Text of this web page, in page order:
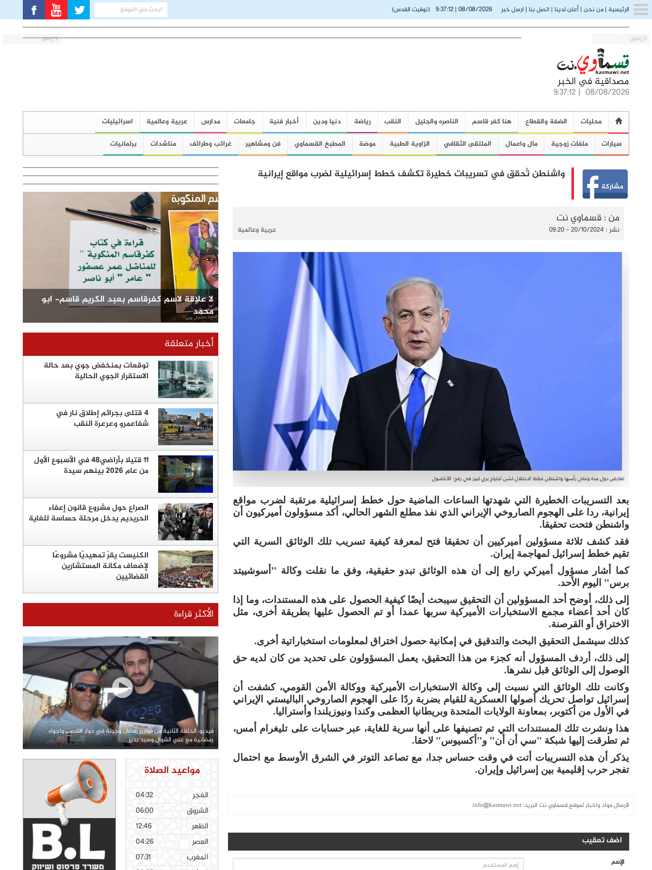
X إغلاق X إغلاق
الرئيسية |من نحن|أعلن لدينا | اتصل بنا | ارسل خبر 08/08/2026
|
9:37:13(توقيت القدس)
08/08/2026
|
9:37:13
محليات الضفة والقطاع هنا كفر قاسم الناصره والجليل النقب رياضة دنيا ودين أخبار فنية جامعات مدارس عربية وعالمية
اسرائيليات
سيارات
ملفات زوجية مال واعمال الملتقى الثقافي الزاوية الطبية موضة المطبخ القسماوي فن ومشاهير غرائب وطرائف مناشدات برلمانيات
واشنطن تُحقق في تسريبات خطيرة تكشف خطط إسرائيلية لضرب مواقع إيرانية
من : قسماوي نت
نشر : 20/10/2024 - 09:20 عربية وعالمية
بعد التسريبات الخطيرة التي شهدتها الساعات الماضية حول خطط إسرائيلية مرتقبة لضرب مواقع
إيرانية، ردا على الهجوم الصاروخي الإيراني الذي نفذ مطلع الشهر الحالي، أكد مسؤولون أميركيون أن
واشنطن فتحت تحقيقا.
فقد كشف ثلاثة مسؤولين أميركيين أن تحقيقا فتح لمعرفة كيفية تسريب تلك الوثائق السرية التي
تقيم خطط إسرائيل لمهاجمة إيران.
كما أشار مسؤول أميركي رابع إلى أن هذه الوثائق تبدو حقيقية، وفق ما نقلت وكالة "أسوشييتد
برس" اليوم الأحد.
إلى ذلك، أوضح أحد المسؤولين أن التحقيق سيبحث أيضًا كيفية الحصول على هذه المستندات، وما إذا
كان أحد أعضاء مجمع الاستخبارات الأميركية سربها عمدا أو تم الحصول عليها بطريقة أخرى، مثل
الاختراق أو القرصنة.
كذلك سيشمل التحقيق البحث والتدقيق في إمكانية حصول اختراق لمعلومات استخباراتية أخرى.
إلى ذلك، أردف المسؤول أنه كجزء من هذا التحقيق، يعمل المسؤولون على تحديد من كان لديه حق
الوصول إلى الوثائق قبل نشرها.
وكانت تلك الوثائق التي نسبت إلى وكالة الاستخبارات الأميركية ووكالة الأمن القومي، كشفت أن
إسرائيل تواصل تحريك أصولها العسكرية للقيام بضربة ردًا على الهجوم الصاروخي الباليستي الإيراني
في الأول من أكتوبر، بمعاونة الولايات المتحدة وبريطانيا العظمى وكندا ونيوزيلندا وأستراليا.
هذا ونشرت تلك المستندات التي تم تصنيفها على أنها سرية للغاية، عبر حسابات على تليغرام أمس،
ثم تطرقت إليها شبكة "سي أن أن" و"أكسيوس" لاحقا.
يذكر أن هذه التسريبات أتت في وقت حساس جدا، مع تصاعد التوتر في الشرق الأوسط مع احتمال
تفجر حرب إقليمية بين إسرائيل وإيران.
لارسال مواد واخبار لموقع قسماوي نت البريد:info@kasmawi.net
اضف تعقيب
الإسم
لا علاقة لاسم كفرقاسم بعبد الكريم قاسم- ابو
محمد
أخبار متعلقة
توقعات بمنخفض جوي بعد حالة
الاستقرار الجوي الحالية
4 قتلى بجرائم إطلاق نار في
شفاعمرو وعرعرة النقب
11 قتيلا بأراضي48 في الأسبوع الأول
من عام 2026 بينهم سيدة
الصراع حول مشروع قانون إعفاء
الحريديم يدخل مرحلة حساسة للغاية
الكنيست يقرّ تمهيديًا مشروعًا
لإضعاف مكانة المستشارين
القضائيين
الأكثر قراءة
فيديو: الحلقة الثانية من فوازير رمضان وجولة في دوار الاقصى واجواء
رمضانية مع علي الشوال وسيد بدير
مواعيد الصلاة
الفجر
04:32
الشروق
06:00
الظهر
12:46
العصر
04:26
المغرب
07:31